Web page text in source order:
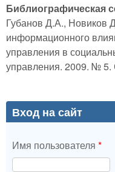
Библиографическая
Губанов Д.А., Новиков
информационного
управления в
управления. 2009. № 5.
Вход на сайт
Имя пользователя *